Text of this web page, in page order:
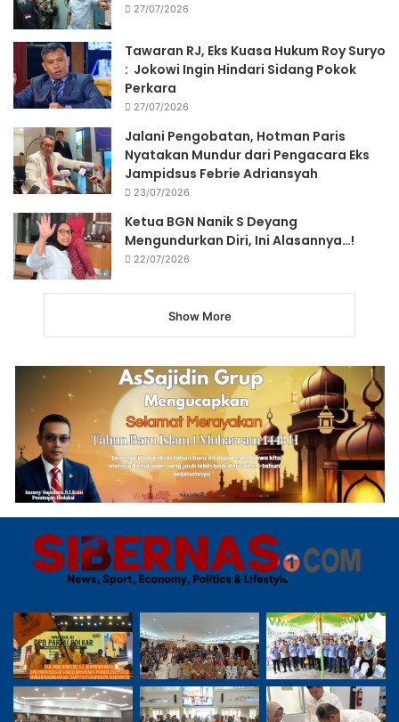
27/07/2026
Tawaran RJ, Eks Kuasa Hukum Roy Suryo
: Jokowi Ingin Hindari Sidang Pokok
Perkara
27/07/2026
Jalani Pengobatan, Hotman Paris
Nyatakan Mundur dari Pengacara Eks
Jampidsus Febrie Adriansyah
23/07/2026
Ketua BGN Nanik S Deyang
Mengundurkan Diri, Ini Alasannya…!
22/07/2026
Show More